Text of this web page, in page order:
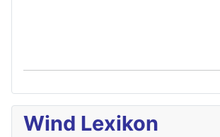
Wind Lexikon